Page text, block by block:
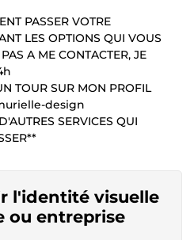
PASSER VOTRE
LES OPTIONS QUI VOUS
A ME CONTACTER, JE
TOUR SUR MON PROFIL
design
SERVICES QUI
l'identité visuelle
ou entreprise